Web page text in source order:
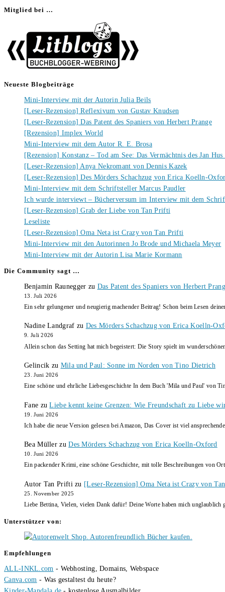
Mitglied bei …
Neueste Blogbeiträge
Mini-Interview mit der Autorin Julia Beils
[Leser-Rezension] Reflexivum von Gustav Knudsen
[Leser-Rezension] Das Patent des Spaniers von Herbert Prange
[Rezension] Implex World
Mini-Interview mit dem Autor R. E. Brosa
[Rezension] Konstanz – Tod am See: Das Vermächtnis des Jan
[Leser-Rezension] Anya Nekromant von Dennis Kazek
[Leser-Rezension] Des Mörders Schachzug von Erica Koelln-
Mini-Interview mit dem Schriftsteller Marcus Paudler
Ich wurde interviewt – Bücherversum im Interview mit dem
[Leser-Rezension] Grab der Liebe von Tan Prifti
Leseliste
[Leser-Rezension] Oma Neta ist Crazy von Tan Prifti
Mini-Interview mit den Autorinnen Jo Brode und Michaela Meyer
Mini-Interview mit der Autorin Lisa Marie Kormann
Die Community sagt …
Benjamin Raunegger zu Das Patent des Spaniers von Herbert
13. Juli 2026
Ein sehr gelungener und neugierig machender Beitrag! Schon beim Lesen
Nadine Landgraf zu Des Mörders Schachzug von Erica Koelln-
9. Juli 2026
Allein schon das Setting hat mich begeistert: Die Story spielt im
Gelincik zu Mila und Paul: Sonne im Norden von Tino Dietrich
23. Juni 2026
Eine schöne und ehrliche Liebesgeschichte In dem Buch 'Mila und Paul' von
Fane zuLiebe kennt keine Grenzen: Wie Freundschaft zu Liebe
19. Juni 2026
Ich habe die neue Version gelesen bei Amazon, Das Cover ist viel
Bea Müller zuDes Mörders Schachzug von Erica Koelln-Oxford
10. Juni 2026
Ein packender Krimi, eine schöne Geschichte, mit tolle Beschreibungen von
Autor Tan Prifti zu [Leser-Rezension] Oma Neta ist Crazy von
25. November 2025
Liebe Bettina, Vielen, vielen Dank dafür! Deine Worte haben mich unglaublich
Unterstützer von:
Empfehlungen
ALL-INKL.com - Webhosting, Domains, Webspace
Canva.com - Was gestaltest du heute?